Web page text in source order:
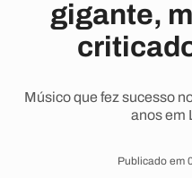
gigante,
Músico que fez sucesso
anos em
Publicado em